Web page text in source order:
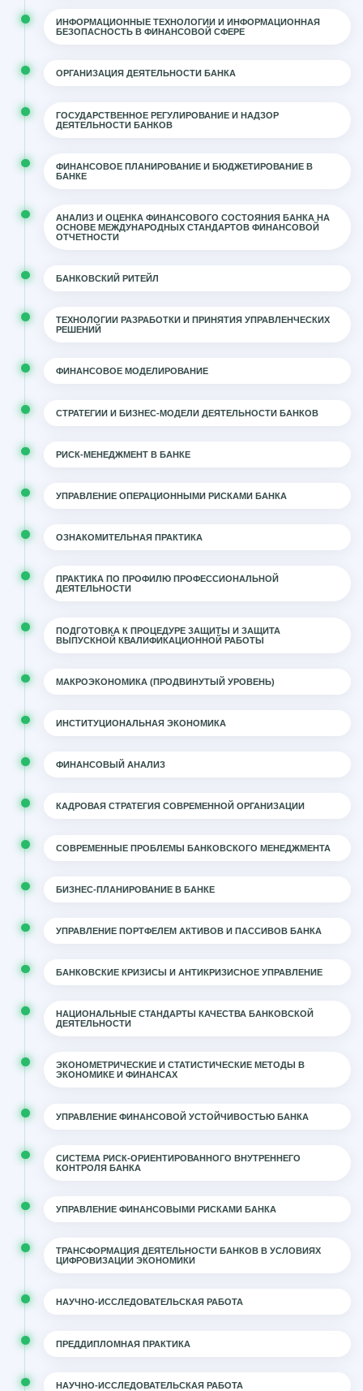
ИНФОРМАЦИОННЫЕ ТЕХНОЛОГИИ И ИНФОРМАЦИОННАЯ
БЕЗОПАСНОСТЬ В ФИНАНСОВОЙ СФЕРЕ
ОРГАНИЗАЦИЯ ДЕЯТЕЛЬНОСТИ БАНКА
ГОСУДАРСТВЕННОЕ РЕГУЛИРОВАНИЕ И НАДЗОР
ДЕЯТЕЛЬНОСТИ БАНКОВ
ФИНАНСОВОЕ ПЛАНИРОВАНИЕ И БЮДЖЕТИРОВАНИЕ В
БАНКЕ
АНАЛИЗ И ОЦЕНКА ФИНАНСОВОГО СОСТОЯНИЯ БАНКА НА
ОСНОВЕ МЕЖДУНАРОДНЫХ СТАНДАРТОВ ФИНАНСОВОЙ
ОТЧЕТНОСТИ
БАНКОВСКИЙ РИТЕЙЛ
ТЕХНОЛОГИИ РАЗРАБОТКИ И ПРИНЯТИЯ УПРАВЛЕНЧЕСКИХ
РЕШЕНИЙ
ФИНАНСОВОЕ МОДЕЛИРОВАНИЕ
СТРАТЕГИИ И БИЗНЕС-МОДЕЛИ ДЕЯТЕЛЬНОСТИ БАНКОВ
РИСК-МЕНЕДЖМЕНТ В БАНКЕ
УПРАВЛЕНИЕ ОПЕРАЦИОННЫМИ РИСКАМИ БАНКА
ОЗНАКОМИТЕЛЬНАЯ ПРАКТИКА
ПРАКТИКА ПО ПРОФИЛЮ ПРОФЕССИОНАЛЬНОЙ
ДЕЯТЕЛЬНОСТИ
ПОДГОТОВКА К ПРОЦЕДУРЕ ЗАЩИТЫ И ЗАЩИТА
ВЫПУСКНОЙ КВАЛИФИКАЦИОННОЙ РАБОТЫ
МАКРОЭКОНОМИКА (ПРОДВИНУТЫЙ УРОВЕНЬ)
ИНСТИТУЦИОНАЛЬНАЯ ЭКОНОМИКА
ФИНАНСОВЫЙ АНАЛИЗ
КАДРОВАЯ СТРАТЕГИЯ СОВРЕМЕННОЙ ОРГАНИЗАЦИИ
СОВРЕМЕННЫЕ ПРОБЛЕМЫ БАНКОВСКОГО МЕНЕДЖМЕНТА
БИЗНЕС-ПЛАНИРОВАНИЕ В БАНКЕ
УПРАВЛЕНИЕ ПОРТФЕЛЕМ АКТИВОВ И ПАССИВОВ БАНКА
БАНКОВСКИЕ КРИЗИСЫ И АНТИКРИЗИСНОЕ УПРАВЛЕНИЕ
НАЦИОНАЛЬНЫЕ СТАНДАРТЫ КАЧЕСТВА БАНКОВСКОЙ
ДЕЯТЕЛЬНОСТИ
ЭКОНОМЕТРИЧЕСКИЕ И СТАТИСТИЧЕСКИЕ МЕТОДЫ В
ЭКОНОМИКЕ И ФИНАНСАХ
УПРАВЛЕНИЕ ФИНАНСОВОЙ УСТОЙЧИВОСТЬЮ БАНКА
СИСТЕМА РИСК-ОРИЕНТИРОВАННОГО ВНУТРЕННЕГО
КОНТРОЛЯ БАНКА
УПРАВЛЕНИЕ ФИНАНСОВЫМИ РИСКАМИ БАНКА
ТРАНСФОРМАЦИЯ ДЕЯТЕЛЬНОСТИ БАНКОВ В УСЛОВИЯХ
ЦИФРОВИЗАЦИИ ЭКОНОМИКИ
НАУЧНО-ИССЛЕДОВАТЕЛЬСКАЯ РАБОТА
ПРЕДДИПЛОМНАЯ ПРАКТИКА
НАУЧНО-ИССЛЕДОВАТЕЛЬСКАЯ РАБОТА